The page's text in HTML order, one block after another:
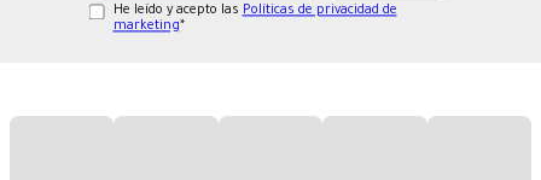
He leído y acepto las Políticas de privacidad de
marketing*